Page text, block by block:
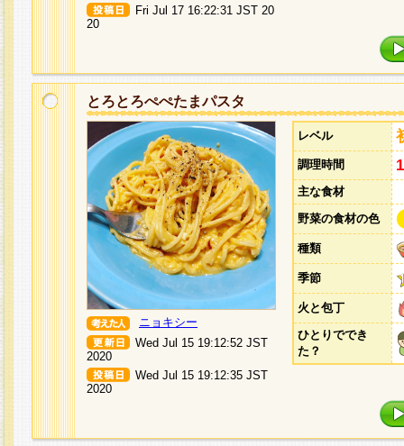
Fri Jul 17 16:22:31 JST 20
20
とろとろぺぺたまパスタ
ニョキシー
Wed Jul 15 19:12:52 JST
2020
Wed Jul 15 19:12:35 JST
2020
レベル
調理時間
主な食材
野菜の食材の色
種類
季節
火と包丁
ひとりででき
た？